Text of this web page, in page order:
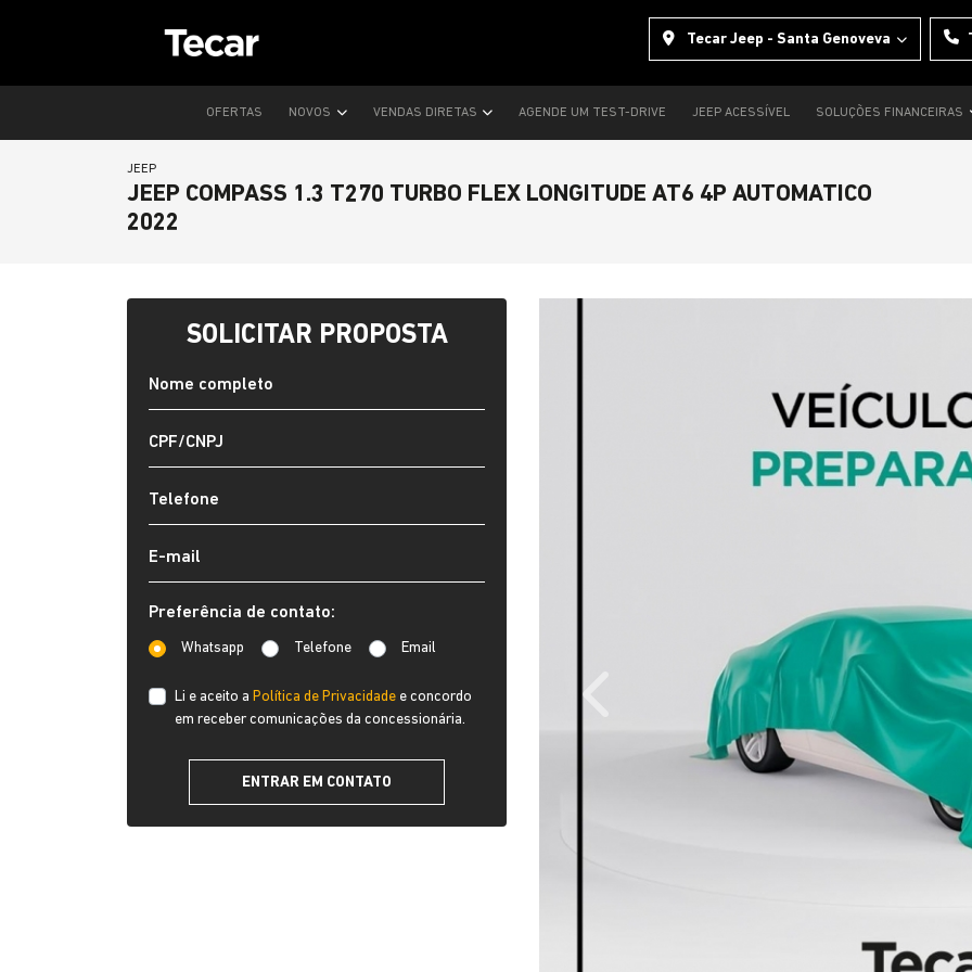
Tecar Jeep - Santa Genoveva
OFERTAS NOVOS VENDAS DIRETAS AGENDE UM TEST-DRIVE JEEP ACESSÍVEL SOLUÇÕES FINANCEIRAS
JEEP
JEEP COMPASS 1.3 T270 TURBO FLEX LONGITUDE AT6 4P AUTOMATICO
2022
SOLICITAR PROPOSTA
Preferência de contato:
Whatsapp Telefone Email
Li e aceito a Política de Privacidade e concordo
em receber comunicações da concessionária.
ENTRAR EM CONTATO